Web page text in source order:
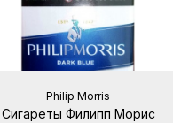
Philip Morris
Сигареты Филипп Морис